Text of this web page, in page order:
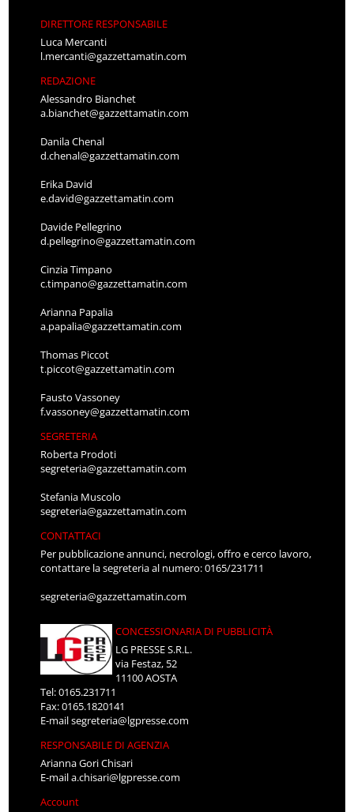
DIRETTORE RESPONSABILE
Luca Mercanti
l.mercanti@gazzettamatin.com
REDAZIONE
Alessandro Bianchet
a.bianchet@gazzettamatin.com
Danila Chenal
d.chenal@gazzettamatin.com
Erika David
e.david@gazzettamatin.com
Davide Pellegrino
d.pellegrino@gazzettamatin.com
Cinzia Timpano
c.timpano@gazzettamatin.com
Arianna Papalia
a.papalia@gazzettamatin.com
Thomas Piccot
t.piccot@gazzettamatin.com
Fausto Vassoney
f.vassoney@gazzettamatin.com
SEGRETERIA
Roberta Prodoti
segreteria@gazzettamatin.com
Stefania Muscolo
segreteria@gazzettamatin.com
CONTATTACI
Per pubblicazione annunci, necrologi, offro e cerco lavoro,
contattare la segreteria al numero: 0165/231711
segreteria@gazzettamatin.com
CONCESSIONARIA DI PUBBLICITÀ
LG PRESSE S.R.L.
via Festaz, 52
11100 AOSTA
Tel: 0165.231711
Fax: 0165.1820141
E-mailsegreteria@lgpresse.com
RESPONSABILE DI AGENZIA
Arianna Gori Chisari
E-maila.chisari@lgpresse.com
Account